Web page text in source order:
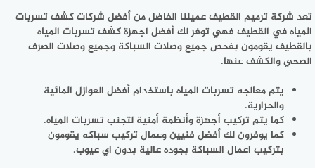
تعد شركة ترميم القطيف عميلنا الفاضل من أفضل شركات كشف تسربات
المياه في القطيف فهي توفر لك أفضل اجهزة كشف تسربات المياه
بالقطيف يقومون بفحص جميع وصلات السباكة وجميع وصلات الصرف
الصحي والكشف عنها.
يتم معالجه تسربات المياه باستخدام أفضل العوازل المائية
والحرارية.
كما يتم تركيب أجهزة وأنظمة أمنية لتجنب تسربات المياه.
كما يوفرون لك أفضل فنيين وعمال تركيب سباكه يقومون
بتركيب اعمال السباكة بجوده عالية بدون اي عيوب.